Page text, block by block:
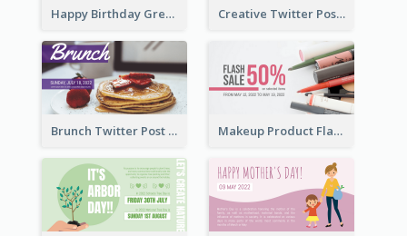
Happy Birthday Greetings Lips Stickers Twitter Post Creative Twitter Post
Brunch Twitter Post Makeup Product Flash Sale Twitter Post